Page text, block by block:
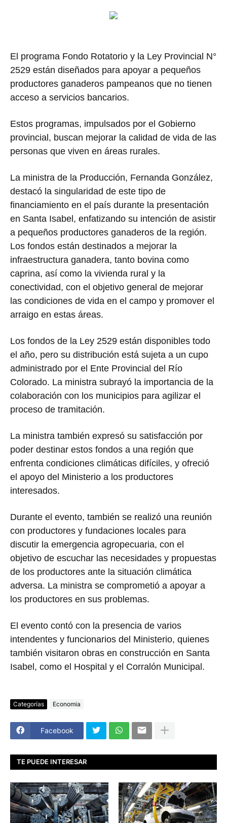
El programa Fondo Rotatorio y la Ley Provincial N°
2529 están diseñados para apoyar a pequeños
productores ganaderos pampeanos que no tienen
acceso a servicios bancarios.
Estos programas, impulsados por el Gobierno
provincial, buscan mejorar la calidad de vida de las
personas que viven en áreas rurales.
La ministra de la Producción, Fernanda González,
destacó la singularidad de este tipo de
financiamiento en el país durante la presentación
en Santa Isabel, enfatizando su intención de asistir
a pequeños productores ganaderos de la región.
Los fondos están destinados a mejorar la
infraestructura ganadera, tanto bovina como
caprina, así como la vivienda rural y la
conectividad, con el objetivo general de mejorar
las condiciones de vida en el campo y promover el
arraigo en estas áreas.
Los fondos de la Ley 2529 están disponibles todo
el año, pero su distribución está sujeta a un cupo
administrado por el Ente Provincial del Río
Colorado. La ministra subrayó la importancia de la
colaboración con los municipios para agilizar el
proceso de tramitación.
La ministra también expresó su satisfacción por
poder destinar estos fondos a una región que
enfrenta condiciones climáticas difíciles, y ofreció
el apoyo del Ministerio a los productores
interesados.
Durante el evento, también se realizó una reunión
con productores y fundaciones locales para
discutir la emergencia agropecuaria, con el
objetivo de escuchar las necesidades y propuestas
de los productores ante la situación climática
adversa. La ministra se comprometió a apoyar a
los productores en sus problemas.
El evento contó con la presencia de varios
intendentes y funcionarios del Ministerio, quienes
también visitaron obras en construcción en Santa
Isabel, como el Hospital y el Corralón Municipal.
Categorías Economia
Facebook
TE PUEDE INTERESAR